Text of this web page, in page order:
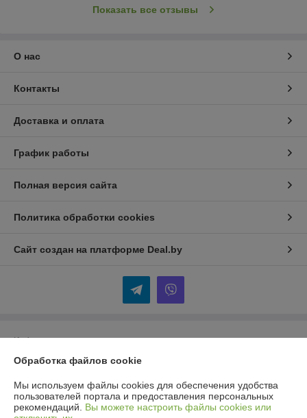
Показать все отзывы
О нас
Контакты
Доставка и оплата
График работы
Полная версия сайта
Политика обработки cookies
Сайт создан на платформе Deal.by
Информация для покупателя
Юридическое лицо:Общество с ограниченной ответственностью
Республика Беларусь, г. Минск, 220073, пр. Пушкина, 68, кор. 18
Регистрационный номер ЕГР: 192166430
Обработка файлов cookie
Мы используем файлы cookies для обеспечения удобства
пользователей портала и предоставления персональных
рекомендаций. Вы можете настроить файлы cookies или